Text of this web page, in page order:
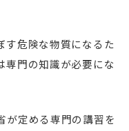
す危険な物質になるた
専門の知識が必要にな
が定める専門の講習を